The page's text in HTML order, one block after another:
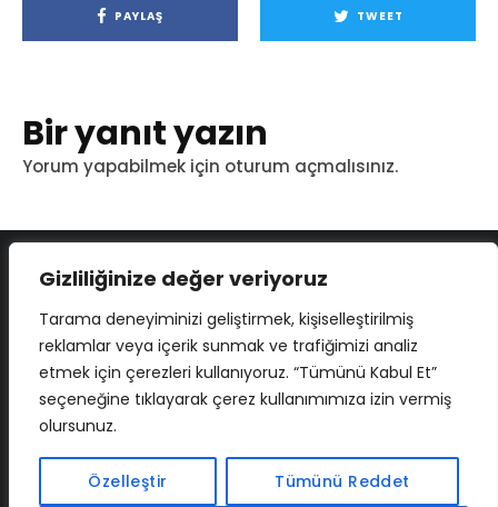
Gizliliğinize değer veriyoruz
Tarama deneyiminizi geliştirmek, kişiselleştirilmiş
reklamlar veya içerik sunmak ve trafiğimizi analiz
etmek için çerezleri kullanıyoruz. “Tümünü Kabul Et”
seçeneğine tıklayarak çerez kullanımımıza izin vermiş
olursunuz.
Özelleştir Tümünü Reddet
PAYLAŞ TWEET
Bir yanıt yazın
Yorum yapabilmek için oturum açmalısınız.
İLETIŞIM BAF CADSOFTUSA MAXIMUMPCGUIDES